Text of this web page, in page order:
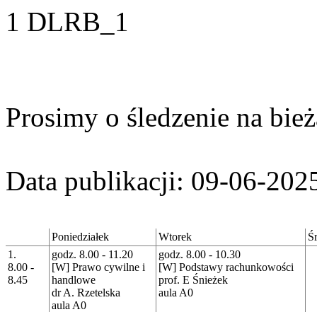
1 DLRB_1
Prosimy o śledzenie na
Data publikacji: 09-06-
Poniedziałek Wtorek
1.
8.00 -
8.45
godz. 8.00 - 11.20
[W] Prawo cywilne i
handlowe
dr A. Rzetelska
aula A0
godz. 8.00 - 10.30
[W] Podstawy rachunkowości
prof. E Śnieżek
aula A0